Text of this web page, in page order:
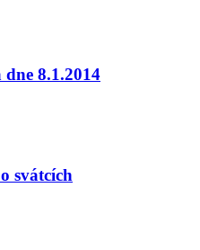
dne 8.1.2014
svátcích